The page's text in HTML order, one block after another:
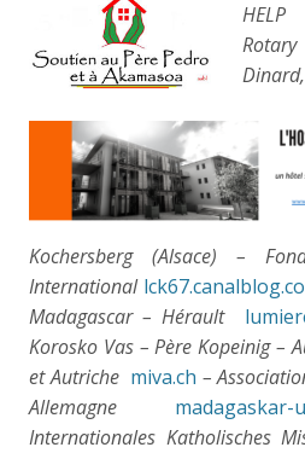
HELP
Kochersberg (Alsace) –
International
Madagascar – Hérault
Korosko Vas – Père Kopeinig –
et Autriche miva.ch –
Allemagne
madagaskar-
Internationales Katholisches